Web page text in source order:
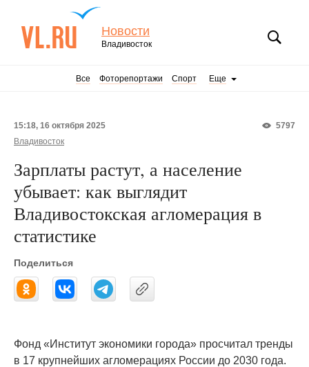
Новости
Владивосток
Все Фоторепортажи Спорт Еще
5797
15:18, 16 октября 2025
Владивосток
Зарплаты растут, а население
убывает: как выглядит
Владивостокская агломерация в
статистике
Поделиться
Фонд «Институт экономики города» просчитал тренды
в 17 крупнейших агломерациях России до 2030 года.